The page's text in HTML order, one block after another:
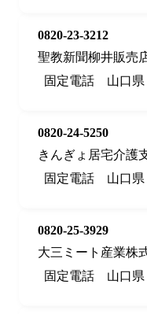
0820-23-3212
聖教新聞柳井販売
固定電話
山口県
0820-24-5250
きんぎょ居宅介護
固定電話
山口県
0820-25-3929
大三ミート産業株
固定電話
山口県